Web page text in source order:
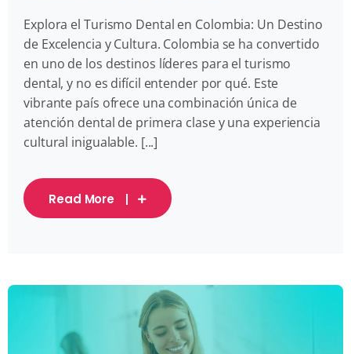
Explora el Turismo Dental en Colombia: Un Destino
de Excelencia y Cultura. Colombia se ha convertido
en uno de los destinos líderes para el turismo
dental, y no es difícil entender por qué. Este
vibrante país ofrece una combinación única de
atención dental de primera clase y una experiencia
cultural inigualable. [...]
Read More